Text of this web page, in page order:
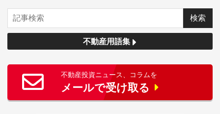
不動産用語集
不動産投資ニュース、コラムを
メールで受け取る